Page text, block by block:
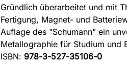
Gründlich überarbeitet und mit
Fertigung, Magnet- und
Auflage des "Schumann" ein
Metallographie für Studium und
ISBN: 978-3-527-35106-0